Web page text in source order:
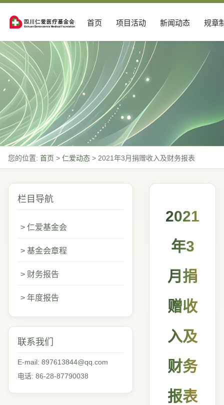
首页 项目活动 新闻动态 规章
您的位置: 首页 > 仁爱动态 > 2021年3月捐赠收入及财务报表
栏目导航
> 仁爱基金会
> 基金会章程
> 财务报告
> 年度报告
联系我们
E-mail: 897613844@qq.com
电话: 86-28-87790038
2021
年3
月捐
赠收
入及
财务
报表